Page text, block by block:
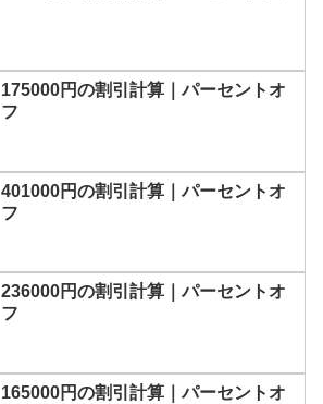
175000円の割引計算｜パーセントオ
フ
401000円の割引計算｜パーセントオ
フ
236000円の割引計算｜パーセントオ
フ
165000円の割引計算｜パーセントオ